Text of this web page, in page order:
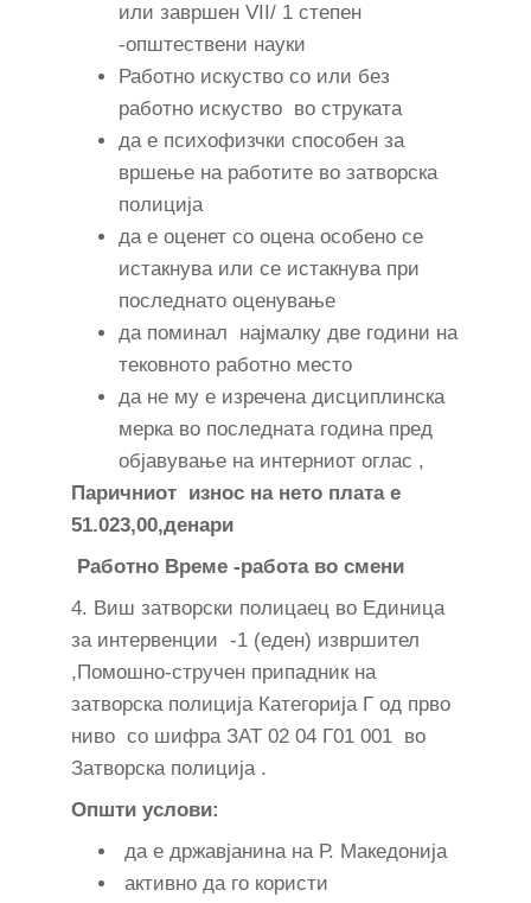
или завршен VII/ 1 степен
-општествени науки
Работно искуство со или без
работно искуство во струката
да е психофизчки способен за
вршење на работите во затворска
полиција
да е оценет со оцена особено се
истакнува или се истакнува при
последнато оценување
да поминал најмалку две години на
тековното работно место
да не му е изречена дисциплинска
мерка во последната година пред
објавување на интерниот оглас ,
Паричниот износ на нето плата е
51.023,00,денари
Работно Време -работа во смени
4. Виш затворски полицаец во Единица
за интервенции -1 (еден) извршител
,Помошно-стручен припадник на
затворска полиција Категорија Г од прво
ниво со шифра ЗАТ 02 04 Г01 001 во
Затворска полиција .
Општи услови:
да е државјанина на Р. Македонија
активно да го користи